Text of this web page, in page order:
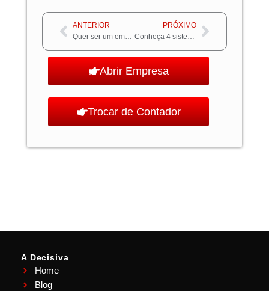
Anterior
ANTERIOR
Quer ser um empresário diferenciado? Aprenda como abrir uma loja virtual de roupas!
PRÓXIMO
Conheça 4 sistemas para gerenciar sua loja de roupas! Próximo
Abrir Empresa
Trocar de Contador
A Decisiva
Home
Blog